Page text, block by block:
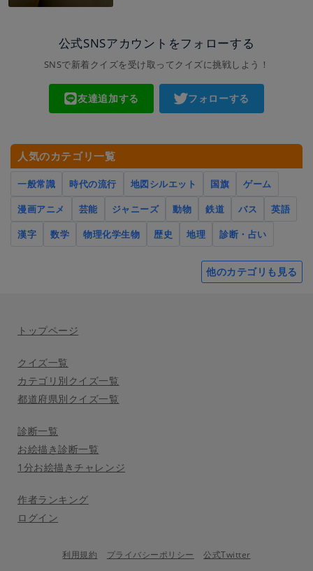
公式SNSアカウントをフォローする
SNSで新着クイズを受け取ってクイズに挑戦しよう！
友達追加する フォローする
人気のカテゴリ一覧
一般常識 時代の流行 地図シルエット 国旗
ゲーム
漫画アニメ
芸能 ジャニーズ 動物 鉄道 バス
英語
漢字
数学 物理化学生物 歴史 地理 診断・占い
他のカテゴリも見る
トップページ
クイズ一覧
カテゴリ別クイズ一覧
都道府県別クイズ一覧
診断一覧
お絵描き診断一覧
1分お絵描きチャレンジ
作者ランキング
ログイン
利用規約 プライバシーポリシー 公式Twitter